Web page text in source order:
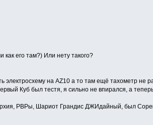
его там?) Или нету такого?
электросхему на AZ10 а то там ещё тахометр не
Куб был тестя, я сильно не впирался, а
РВРы, Шариот Грандис ДЖИдайный, был